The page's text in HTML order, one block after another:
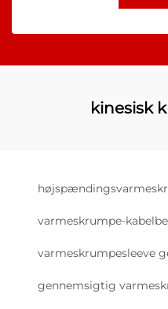
kinesisk
varmeskrumpe-
varmeskrumpesleeve
gennemsigtig